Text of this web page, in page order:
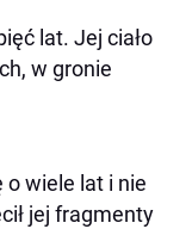
lat. Jej ciało
w gronie
o wiele lat i nie
jej fragmenty